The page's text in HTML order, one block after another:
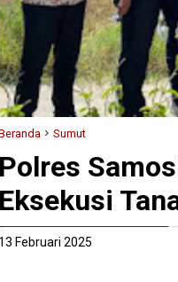
Sumut
Polres
Eksekusi
13 Februari 2025